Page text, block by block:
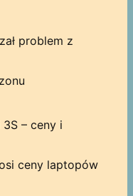
problem z
– ceny i
ceny laptopów